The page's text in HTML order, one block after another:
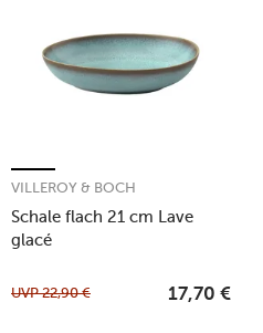
Schale flach 21 cm Lave
glacé
VILLEROY & BOCH
UVP22,90 € 17,70 €